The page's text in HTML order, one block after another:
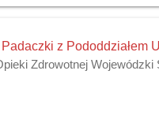
z Pododdziałem
Zdrowotnej